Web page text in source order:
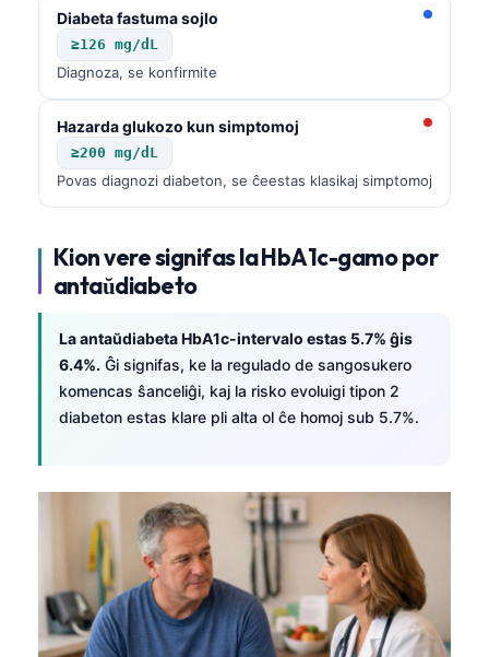
Diabeta fastuma sojlo
≥126 mg/dL
Diagnoza, se konfirmite
Hazarda glukozo kun simptomoj
≥200 mg/dL
Povas diagnozi diabeton, se ĉeestas klasikaj simptomoj
Kion vere signifas la HbA1c-gamo por
antaŭdiabeto
La antaŭdiabeta HbA1c-intervalo estas 5.7% ĝis
6.4%. Ĝi signifas, ke la regulado de sangosukero
komencas ŝanceliĝi, kaj la risko evoluigi tipon 2
diabeton estas klare pli alta ol ĉe homoj sub 5.7%.